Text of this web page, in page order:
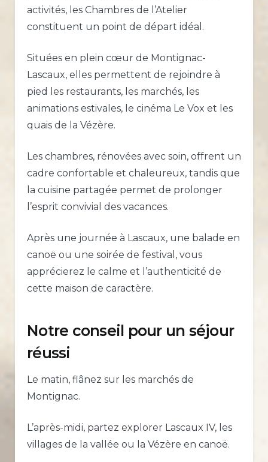
activités, les Chambres de l’Atelier
constituent un point de départ idéal.
Situées en plein cœur de Montignac-
Lascaux, elles permettent de rejoindre à
pied les restaurants, les marchés, les
animations estivales, le cinéma Le Vox et les
quais de la Vézère.
Les chambres, rénovées avec soin, offrent un
cadre confortable et chaleureux, tandis que
la cuisine partagée permet de prolonger
l’esprit convivial des vacances.
Après une journée à Lascaux, une balade en
canoë ou une soirée de festival, vous
apprécierez le calme et l’authenticité de
cette maison de caractère.
Notre conseil pour un séjour
réussi
Le matin, flânez sur les marchés de
Montignac.
L’après-midi, partez explorer Lascaux IV, les
villages de la vallée ou la Vézère en canoë.